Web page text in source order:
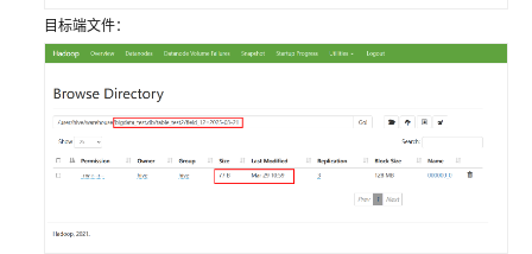
数
据
至
集
周
目标端文件：